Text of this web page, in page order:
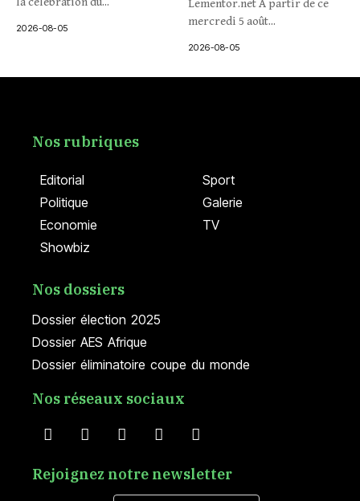
2026-08-05
Lementor.net À partir de ce
mercredi 5 août...
2026-08-05
Editorial
Politique
Economie
Showbiz
Sport
Galerie
TV
Nos rubriques
Dossier élection 2025
Dossier AES Afrique
Dossier éliminatoire coupe du monde
Nos dossiers
Nos réseaux sociaux
Rejoignez notre newsletter